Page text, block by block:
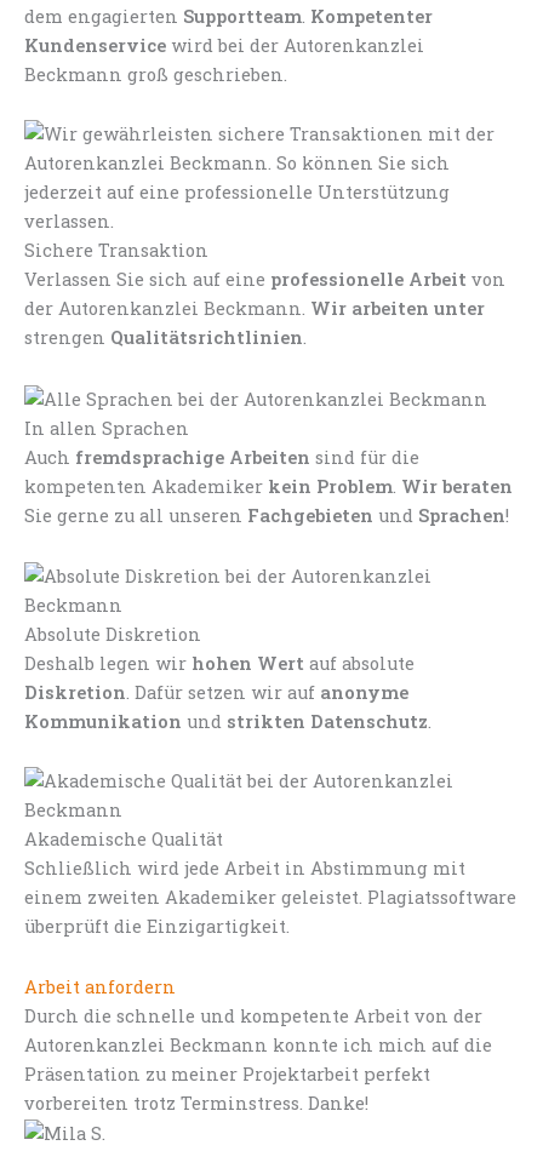
dem engagierten Supportteam. Kompetenter
Kundenservice wird bei der Autorenkanzlei
Beckmann groß geschrieben.
Sichere Transaktion
Verlassen Sie sich auf eine professionelle Arbeit von
der Autorenkanzlei Beckmann. Wir arbeiten unter
strengen Qualitätsrichtlinien.
In allen Sprachen
Auch fremdsprachige Arbeiten sind für die
kompetenten Akademiker kein Problem. Wir beraten
Sie gerne zu all unseren Fachgebieten und Sprachen!
Absolute Diskretion
Deshalb legen wir hohen Wert auf absolute
Diskretion . Dafür setzen wir auf anonyme
Kommunikation und strikten Datenschutz
Akademische Qualität
Schließlich wird jede Arbeit in Abstimmung mit
einem zweiten Akademiker geleistet. Plagiatssoftware
überprüft die Einzigartigkeit.
Arbeit anfordern
Durch die schnelle und kompetente Arbeit von der
Autorenkanzlei Beckmann konnte ich mich auf die
Präsentation zu meiner Projektarbeit perfekt
vorbereiten trotz Terminstress. Danke!